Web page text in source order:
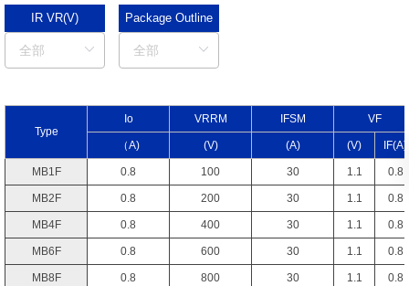
IR VR(V) Package Outline
Type
Io VRRM IFSM VF
（A) (V) (A) (V) IF(A)
MB1F 0.8 100 30 1.1 0.8
MB2F 0.8 200 30 1.1 0.8
MB4F 0.8 400 30 1.1 0.8
MB6F 0.8 600 30 1.1 0.8
MB8F 0.8 800 30 1.1 0.8